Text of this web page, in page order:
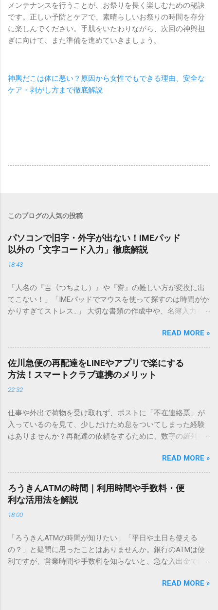
メンテナンスを行うことが、お祭りを長く楽しむための秘訣
です。正しい予防とケアで、素晴らしいお祭りの時間を存分
に楽しんでください。手肌をいたわりながら、次回の神輿担
ぎに向けて、また準備を進めていきましょう。
神輿だこは体に悪い？原因から女性でもできる理由、安全な
ケア・剥がし方まで徹底解説
このブログの人気の投稿
パソコンで旧字・外字が出ない！IMEパッド
以外の「文字コード入力」徹底解説
18:43
「人名の『𠮷（つちよし）』や『齋』の難しい方が変換に出
てこない！」「IMEパッドでマウスを使って探すのは時間がか
かりすぎてストレス…」 大切な書類の作成中や、名簿入力を
てしまいますよね。多くの人が「IMEパッド（手書き入力）」
を使いますが、実はマウスで一画ずつ書くのは非効率です
し、似た漢字が多すぎて結局見つからないことも少なくあり
ません。 そこで今回は、IMEパッドを使わずに、特定のコー
ドを打ち込むだけで一瞬で旧字や外字、特殊記号を呼び出す
「文字コード入力」のテクニックを詳しく解説します。 この
必要はありません。 1. なぜ「変換」しても旧字・外字が出て
こないのか？ そもそも、なぜ普通の変換で出てこない漢字が
あるのでしょうか。その理由は、パソコンが文字を認識する
は、JIS規格（日本産業規格）によって「第1水準」「第2水
準」といった形で整理されています。しかし、人名や地名に
使われる非常に古い漢字（旧字）や、特定の組織だけで作ら
れた「外字」は、この一般的な変換リストに含まれていない
ン上のすべての文字には、いわば「住所」のような番号が割
り振られています。変換候補に出ない文字でも、この住所
（コード）を直接指定すれば、確実に呼び出すことができる
のです。 2. Windows標準機能！文字コードで漢字を出す「16
進数入力」 最も汎用性が高く、特別なソフトも不要なのが
READ MORE »
佐川急便の再配達をLINEやアプリで楽にする
方法！スマートクラブ連携のメリット
22:32
仕事や外出で荷物を受け取れず、ポストに「不在連絡票」が
入っているのを見て、少しだけため息をついてしまった経験
はありませんか？再配達の依頼をするために、数字の羅列を
ことに申し訳なさを感じたりすることもあるかもしれませ
ん。 「もっとスムーズに、自分のタイミングで受け取りた
い」 「わざわざ電話をかけずに、スマホ一つで完結させた
い」 そんな願いを叶えてくれるのが、佐川急便の会員制サー
ビス「スマートクラブ」と、LINEや公式アプリの連携です。
これらを活用するだけで、再配達のストレスは驚くほど軽く
受け取り術と、連携による具体的なメリットを徹底解説しま
す。 佐川急便の再配達が劇的に変わる「スマートクラブ」と
は？ まず押さえておきたいのが、佐川急便の個人向け無料会
況をリアルタイムで管理するための基盤となるサービスで
READ MORE »
ろうきんATMの時間｜利用時間や手数料・便
利な活用法を解説
18:00
「ろうきんATMの時間が知りたい」「平日や土日も使える
の？」と疑問に思ったことはありませんか。銀行のATMは便
利ですが、営業時間や手数料を知らないと、急な入出金で困
ATM営業時間や利用の注意点、便利な活用法 を詳しく解説し
READ MORE »